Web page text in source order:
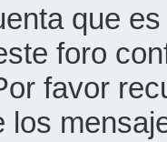
que
foro
favor
los